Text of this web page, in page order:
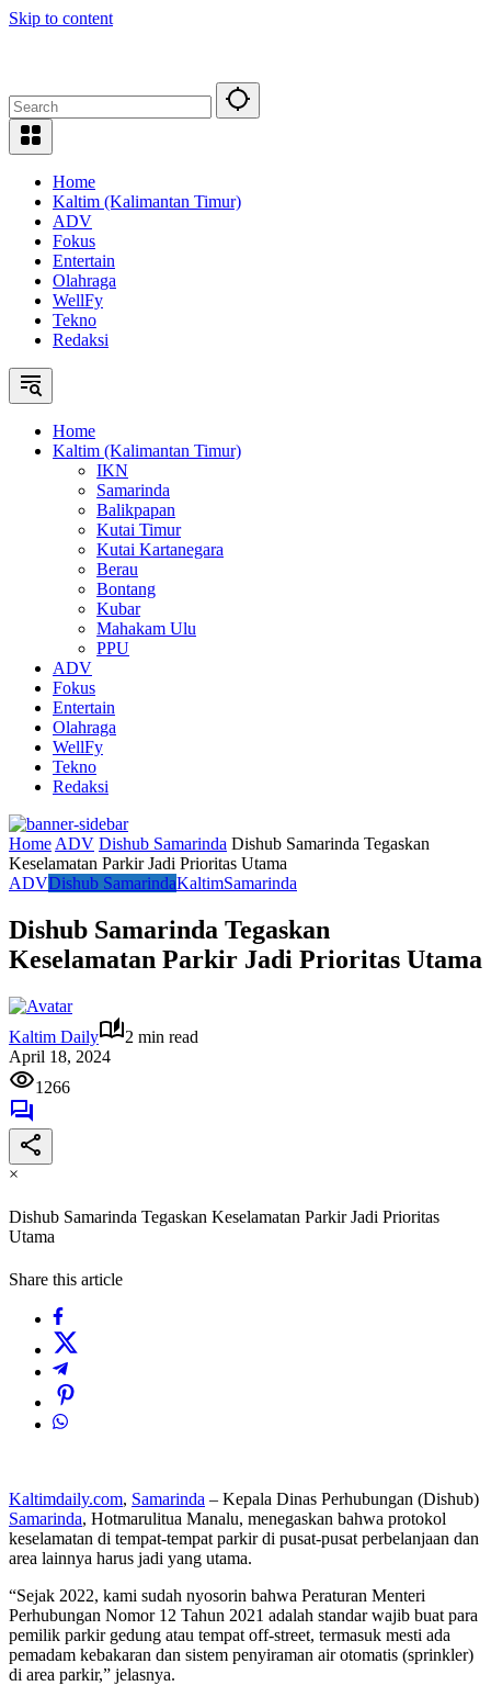
Skip to content
Home
Kaltim (Kalimantan Timur)
ADV
Fokus
Entertain
Olahraga
WellFy
Tekno
Redaksi
Home
Kaltim (Kalimantan Timur)
IKN
Samarinda
Balikpapan
Kutai Timur
Kutai Kartanegara
Berau
Bontang
Kubar
Mahakam Ulu
PPU
ADV
Fokus
Entertain
Olahraga
WellFy
Tekno
Redaksi
Home ADV Dishub Samarinda Dishub Samarinda Tegaskan
Keselamatan Parkir Jadi Prioritas Utama
ADVDishub SamarindaKaltimSamarinda
Dishub Samarinda Tegaskan
Keselamatan Parkir Jadi Prioritas Utama
Kaltim Daily
2 min read
April 18, 2024
1266
×
Dishub Samarinda Tegaskan Keselamatan Parkir Jadi Prioritas
Utama
Share this article
Kaltimdaily.com, Samarinda – Kepala Dinas Perhubungan (Dishub)
Samarinda, Hotmarulitua Manalu, menegaskan bahwa protokol
keselamatan di tempat-tempat parkir di pusat-pusat perbelanjaan dan
area lainnya harus jadi yang utama.
“Sejak 2022, kami sudah nyosorin bahwa Peraturan Menteri
Perhubungan Nomor 12 Tahun 2021 adalah standar wajib buat para
pemilik parkir gedung atau tempat off-street, termasuk mesti ada
pemadam kebakaran dan sistem penyiraman air otomatis (sprinkler)
di area parkir,” jelasnya.